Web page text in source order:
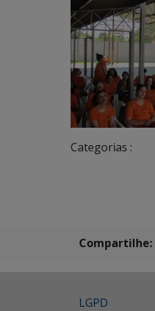
Categorias :
Compartilhe:
LGPD